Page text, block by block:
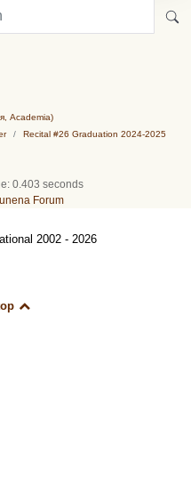
Academia)
Recital #26 Graduation 2024-2025
0.403 seconds
Forum
2002 - 2026